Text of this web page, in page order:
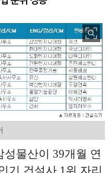
물산이 39개월 연
기 건설사 1위 자리